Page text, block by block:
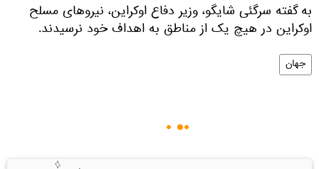
به گفته سرگئی شایگو، وزیر دفاع اوکراین، نیروهای مسلح
اوکراین در هیچ یک از مناطق به اهداف خود نرسیدند.
جهان